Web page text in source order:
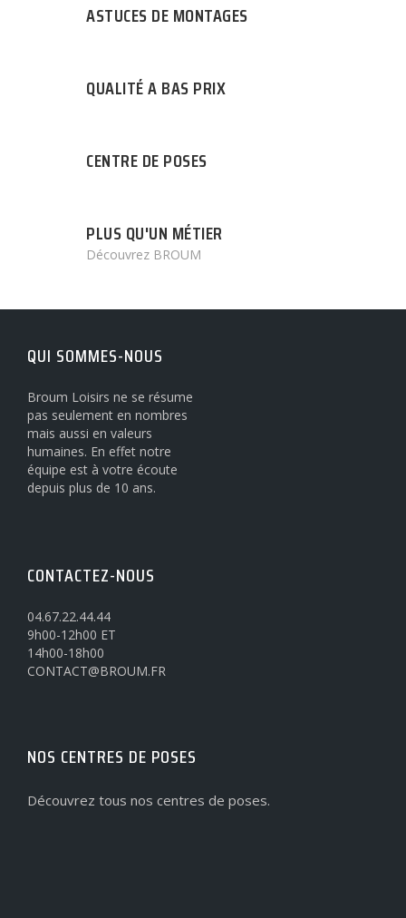
ASTUCES DE MONTAGES
QUALITÉ A BAS PRIX
CENTRE DE POSES
PLUS QU'UN MÉTIER
Découvrez BROUM
QUI SOMMES-NOUS
Broum Loisirs ne se résume
pas seulement en nombres
mais aussi en valeurs
humaines. En effet notre
équipe est à votre écoute
depuis plus de 10 ans.
CONTACTEZ-NOUS
04.67.22.44.44
9h00-12h00 ET
14h00-18h00
CONTACT@BROUM.FR
NOS CENTRES DE POSES
Découvrez tous nos centres de poses.